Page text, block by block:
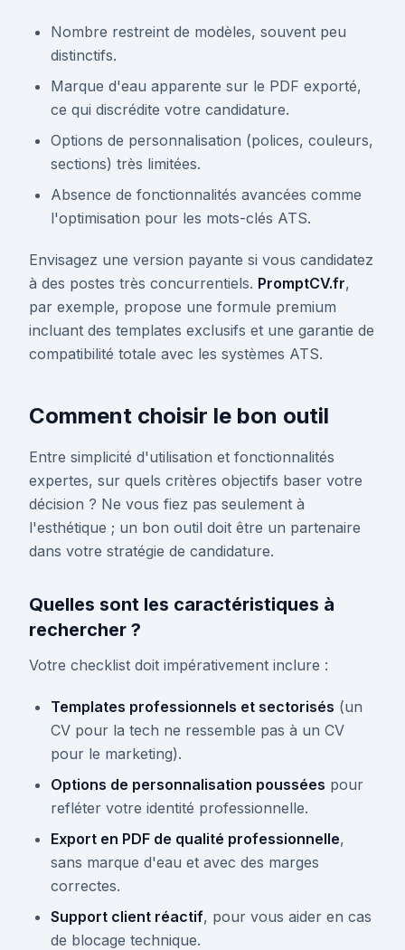
Nombre restreint de modèles, souvent peu
distinctifs.
Marque d'eau apparente sur le PDF exporté,
ce qui discrédite votre candidature.
Options de personnalisation (polices, couleurs,
sections) très limitées.
Absence de fonctionnalités avancées comme
l'optimisation pour les mots-clés ATS.
Envisagez une version payante si vous candidatez
à des postes très concurrentiels. PromptCV.fr,
par exemple, propose une formule premium
incluant des templates exclusifs et une garantie de
compatibilité totale avec les systèmes ATS.
Comment choisir le bon outil
Entre simplicité d'utilisation et fonctionnalités
expertes, sur quels critères objectifs baser votre
décision ? Ne vous fiez pas seulement à
l'esthétique ; un bon outil doit être un partenaire
dans votre stratégie de candidature.
Quelles sont les caractéristiques à
rechercher ?
Votre checklist doit impérativement inclure :
Templates professionnels et sectorisés (un
CV pour la tech ne ressemble pas à un CV
pour le marketing).
Options de personnalisation poussées pour
refléter votre identité professionnelle.
Export en PDF de qualité professionnelle,
sans marque d'eau et avec des marges
correctes.
Support client réactif, pour vous aider en cas
de blocage technique.